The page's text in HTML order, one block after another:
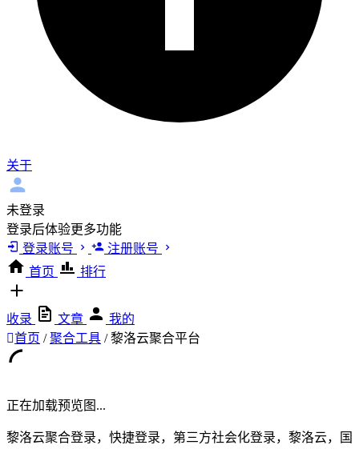
关于
未登录
登录后体验更多功能
登录账号
注册账号
首页
排行
收录 文章
我的
首页 / 聚合工具 / 黎洛云聚合平台
正在加载预览图...
黎洛云聚合登录，快捷登录，第三方社会化登录，黎洛云，国